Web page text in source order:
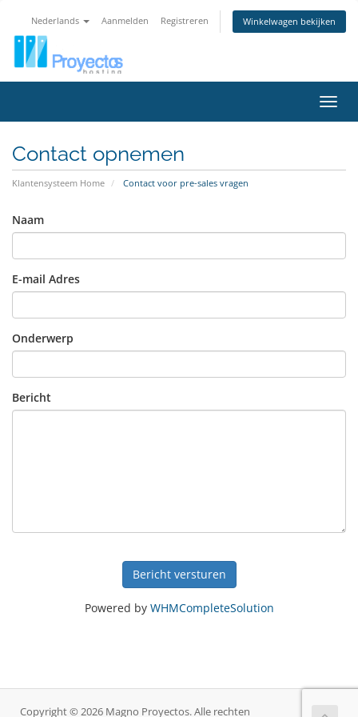
Nederlands Aanmelden Registreren Winkelwagen bekijken
Contact opnemen
Klantensysteem Home Contact voor pre-sales vragen
Naam
E-mail Adres
Onderwerp
Bericht
Bericht versturen
Powered by WHMCompleteSolution
Copyright © 2026 Magno Proyectos. Alle rechten